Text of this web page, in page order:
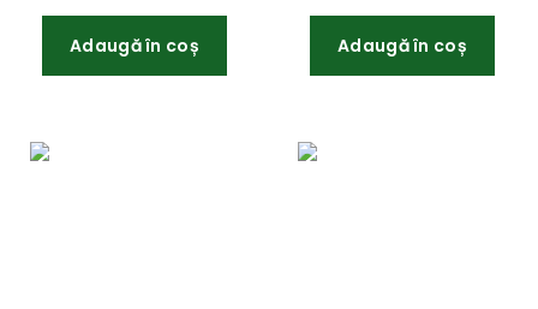
Adaugă în coș Adaugă în coș